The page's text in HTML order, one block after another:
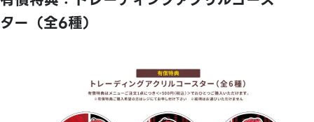
ター（全6種）